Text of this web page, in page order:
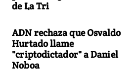
de La Tri
ADN rechaza que Osvaldo
Hurtado llame
"criptodictador" a Daniel
Noboa